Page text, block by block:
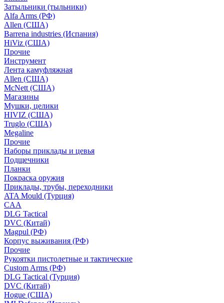
Затыльники (тыльники)
Alfa Arms (РФ)
Allen (США)
Barrena industries (Испания)
HiViz (США)
Прочие
Инструмент
Лента камуфляжная
Allen (США)
McNett (США)
Магазины
Мушки, целики
HIVIZ (США)
Truglo (США)
Megaline
Прочие
Наборы приклады и цевья
Подщечники
Планки
Покраска оружия
Приклады, трубы, переходники
ATA Mould (Турция)
CAA
DLG Tactical
DVC (Китай)
Magpul (РФ)
Корпус выживания (РФ)
Прочие
Рукоятки пистолетные и тактические
Custom Arms (РФ)
DLG Tactical (Турция)
DVC (Китай)
Hogue (США)